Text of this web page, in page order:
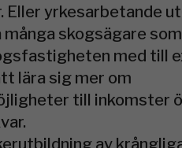
Eller yrkesarbetande
skogsägare
med till
lära sig mer om
till inkomster
av